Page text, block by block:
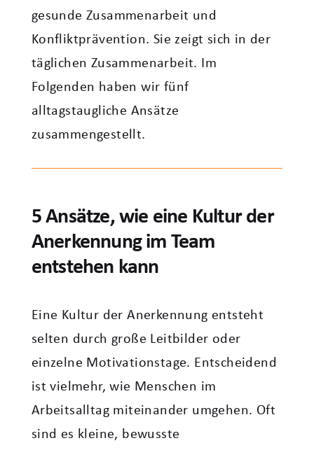
gesunde Zusammenarbeit und
Konfliktprävention. Sie zeigt sich in der
täglichen Zusammenarbeit. Im
Folgenden haben wir fünf
alltagstaugliche Ansätze
zusammengestellt.
5 Ansätze, wie eine Kultur der
Anerkennung im Team
entstehen kann
Eine Kultur der Anerkennung entsteht
selten durch große Leitbilder oder
einzelne Motivationstage. Entscheidend
ist vielmehr, wie Menschen im
Arbeitsalltag miteinander umgehen. Oft
sind es kleine, bewusste